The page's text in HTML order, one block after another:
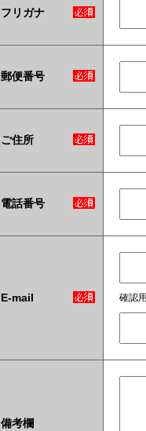
フリガナ
郵便番号
ご住所
電話番号
E-mail 確認
備考欄